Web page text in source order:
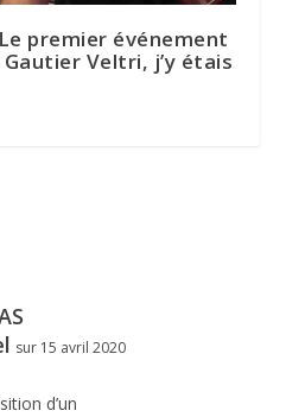
Le premier événement
Veltri, j’y étais
sur 15 avril 2020
d’un